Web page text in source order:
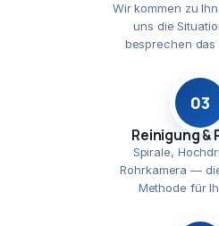
Wir kommen zu
uns die
besprechen das
03
Reinigung &
Spirale,
Rohrkamera —
Methode für